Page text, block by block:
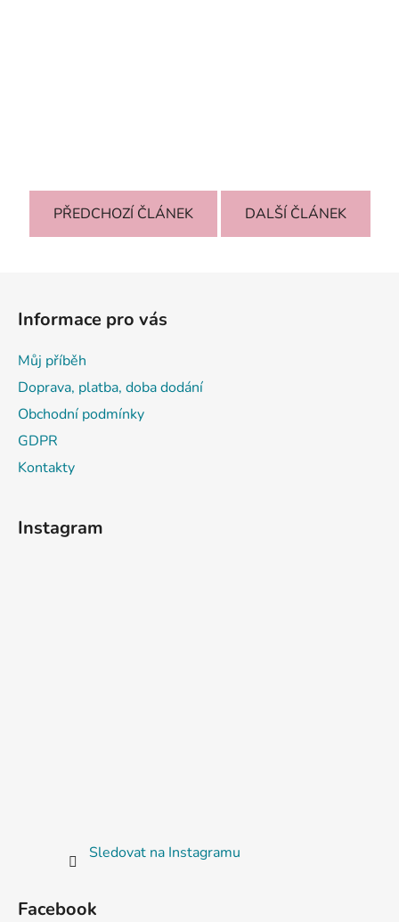
PŘEDCHOZÍ ČLÁNEK DALŠÍ ČLÁNEK
Informace pro vás
Můj příběh
Doprava, platba, doba dodání
Obchodní podmínky
GDPR
Kontakty
Instagram
Sledovat na Instagramu
Facebook